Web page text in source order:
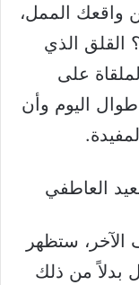
واقعك الممل،
القلق الذي
على
اليوم وأن
العاطفي
الآخر، ستظهر
بدلاً من ذلك